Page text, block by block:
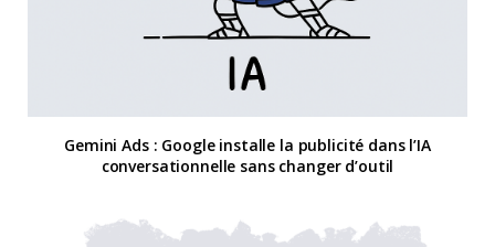
Gemini Ads : Google installe la publicité dans l’IA
conversationnelle sans changer d’outil